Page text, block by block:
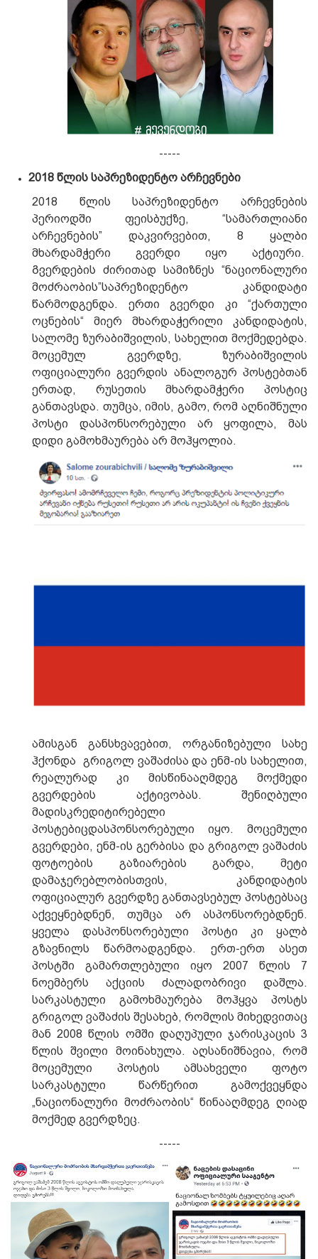
-----
2018 წლის საპრეზიდენტო არჩევნები
2018 წლის საპრეზიდენტო არჩევნების
პერიოდში ფეისბუქზე, “სამართლიანი
არჩევნების” დაკვირვებით, 8 ყალბი
მხარდამჭერი გვერდი იყო აქტიური.
Გვერდების ძირითად სამიზნეს “ნაციონალური
მოძრაობის”საპრეზიდენტო კანდიდატი
წარმოდგენდა. ერთი გვერდი კი “ქართული
ოცნების“ მიერ მხარდაჭერილი კანდიდატის,
სალომე ზურაბიშვილის, სახელით მოქმედებდა.
მოცემულ გვერდზე, ზურაბიშვილის
ოფიციალური გვერდის ანალოგურ პოსტებთან
ერთად, რუსეთის მხარდამჭერი პოსტიც
განთავსდა. თუმცა, იმის, გამო, რომ აღნიშნული
პოსტი დასპონსორებული არ ყოფილა, მას
დიდი გამოხმაურება არ მოჰყოლია.
ამისგან განსხვავებით, ორგანიზებული სახე
ჰქონდა
გრიგოლ ვაშაძისა და ენმ-ის სახელით,
რეალურად კი მისწინააღმდეგ მოქმედი
გვერდების აქტივობას. შენიღბული
მადისკრედიტირებელი
პოსტებიცდასპონსორებული იყო. მოცემული
გვერდები, ენმ-ის გერბისა და გრიგოლ ვაშაძის
ფოტოების გაზიარების გარდა, მეტი
დამაჯერებლობისთვის,
კანდიდატის
ოფიციალურ გვერდზე განთავსებულ პოსტებსაც
აქვეყნებდნენ, თუმცა არ ასპონსორებდნენ.
ყველა დასპონსორებული პოსტი კი ყალბ
გზავნილს წარმოადგენდა. ერთ-ერთ ასეთ
პოსტში გამართლებული იყო 2007 წლის 7
ნოემბერს აქციის ძალადობრივი დაშლა.
სარკასტული გამოხმაურება მოჰყვა პოსტს
გრიგოლ ვაშაძის შესახებ, რომლის მიხედვითაც
მან 2008 წლის ომში დაღუპული ჯარისკაცის 3
წლის შვილი მოინახულა. აღსანიშნავია, რომ
მოცემული პოსტის ამსახველი ფოტო
სარკასტული წარწერით გამოქვეყნდა
„ნაციონალური მოძრაობის“ წინააღმდეგ ღიად
მოქმედ გვერდზეც.
-----